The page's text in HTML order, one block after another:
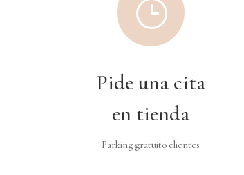
}
Pide una cita
en tienda
Parking gratuito clientes